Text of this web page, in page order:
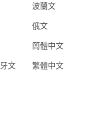
文
波蘭文
俄文
簡體中文
繁體中文